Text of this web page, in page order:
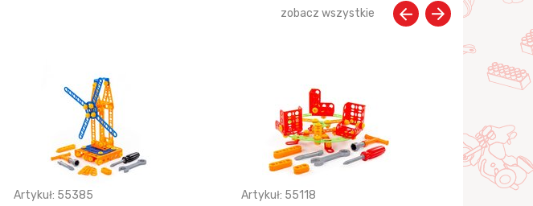
zobacz wszystkie
Artykuł: 55385
Artykuł: 55118